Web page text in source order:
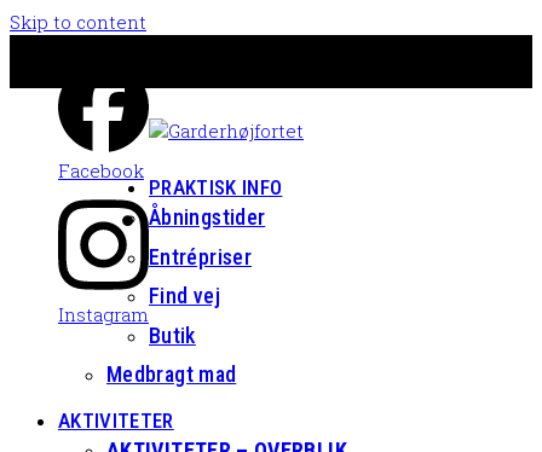
Skip to content
Facebook
Instagram
PRAKTISK INFO
Åbningstider
Entrépriser
Find vej
Butik
Medbragt mad
AKTIVITETER